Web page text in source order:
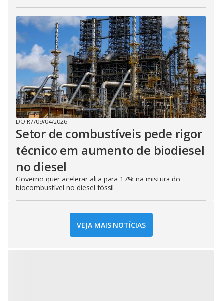
DO R7/09/04/2026
Setor de combustíveis pede rigor
técnico em aumento de biodiesel
no diesel
Governo quer acelerar alta para 17% na mistura do
biocombustível no diesel fóssil
VEJA MAIS NOTÍCIAS